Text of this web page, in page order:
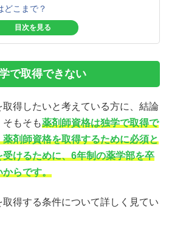
どこまで？
と思ったら
師として働く
なることはできる？注意すべき点
通う必要がある
かかる費用を把握しておく
スキルや能力
ン能力
で取得できない
得したいと考えている方に、結論
もそも薬剤師資格は独学で取得で
剤師資格を取得するために必須と
けるために、6年制の薬学部を卒
からです。
得する条件について詳しく見てい